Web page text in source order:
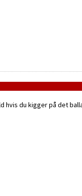
hvis du kigger på det